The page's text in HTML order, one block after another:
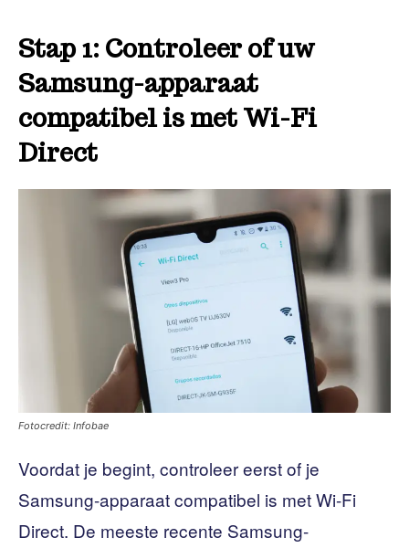
Stap 1: Controleer of uw
Samsung-apparaat
compatibel is met Wi-Fi
Direct
Fotocredit: Infobae
Voordat je begint, controleer eerst of je
Samsung-apparaat compatibel is met Wi-Fi
Direct. De meeste recente Samsung-